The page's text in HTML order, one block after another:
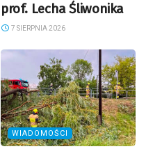
prof. Lecha Śliwonika
7 SIERPNIA 2026
WIADOMOŚCI